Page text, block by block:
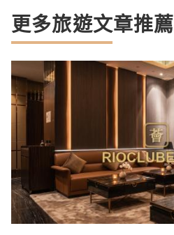
更多旅遊文章推薦